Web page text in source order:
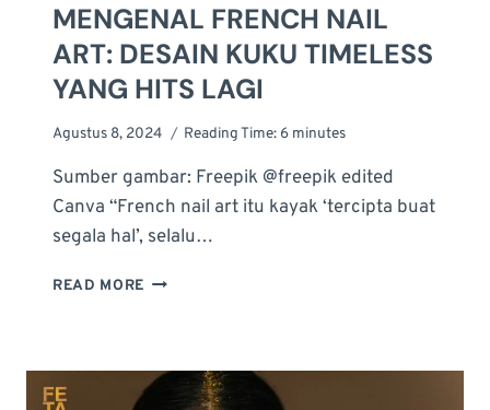
MENGENAL FRENCH NAIL
ART: DESAIN KUKU TIMELESS
YANG HITS LAGI
Agustus 8, 2024 Reading Time: 6 minutes
Sumber gambar: Freepik @freepik edited
Canva “French nail art itu kayak ‘tercipta buat
segala hal’, selalu…
READ MORE MENGENAL
DESAIN
KUKU